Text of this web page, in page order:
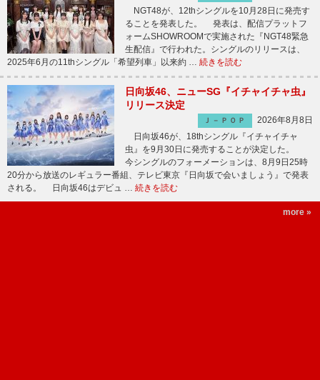
NGT48が、12thシングルを10月28日に発売す
ることを発表した。 発表は、配信プラットフ
ォームSHOWROOMで実施された『NGT48緊急
生配信』で行われた。シングルのリリースは、
2025年6月の11thシングル「希望列車」以来約 … 続きを読む
日向坂46、ニューSG『イチャイチャ虫』
リリース決定
Ｊ－ＰＯＰ
2026年8月8日
日向坂46が、18thシングル『イチャイチャ
虫』を9月30日に発売することが決定した。
今シングルのフォーメーションは、8月9日25時
20分から放送のレギュラー番組、テレビ東京『日向坂で会いましょう』で発表
される。 日向坂46はデビュ … 続きを読む
more »